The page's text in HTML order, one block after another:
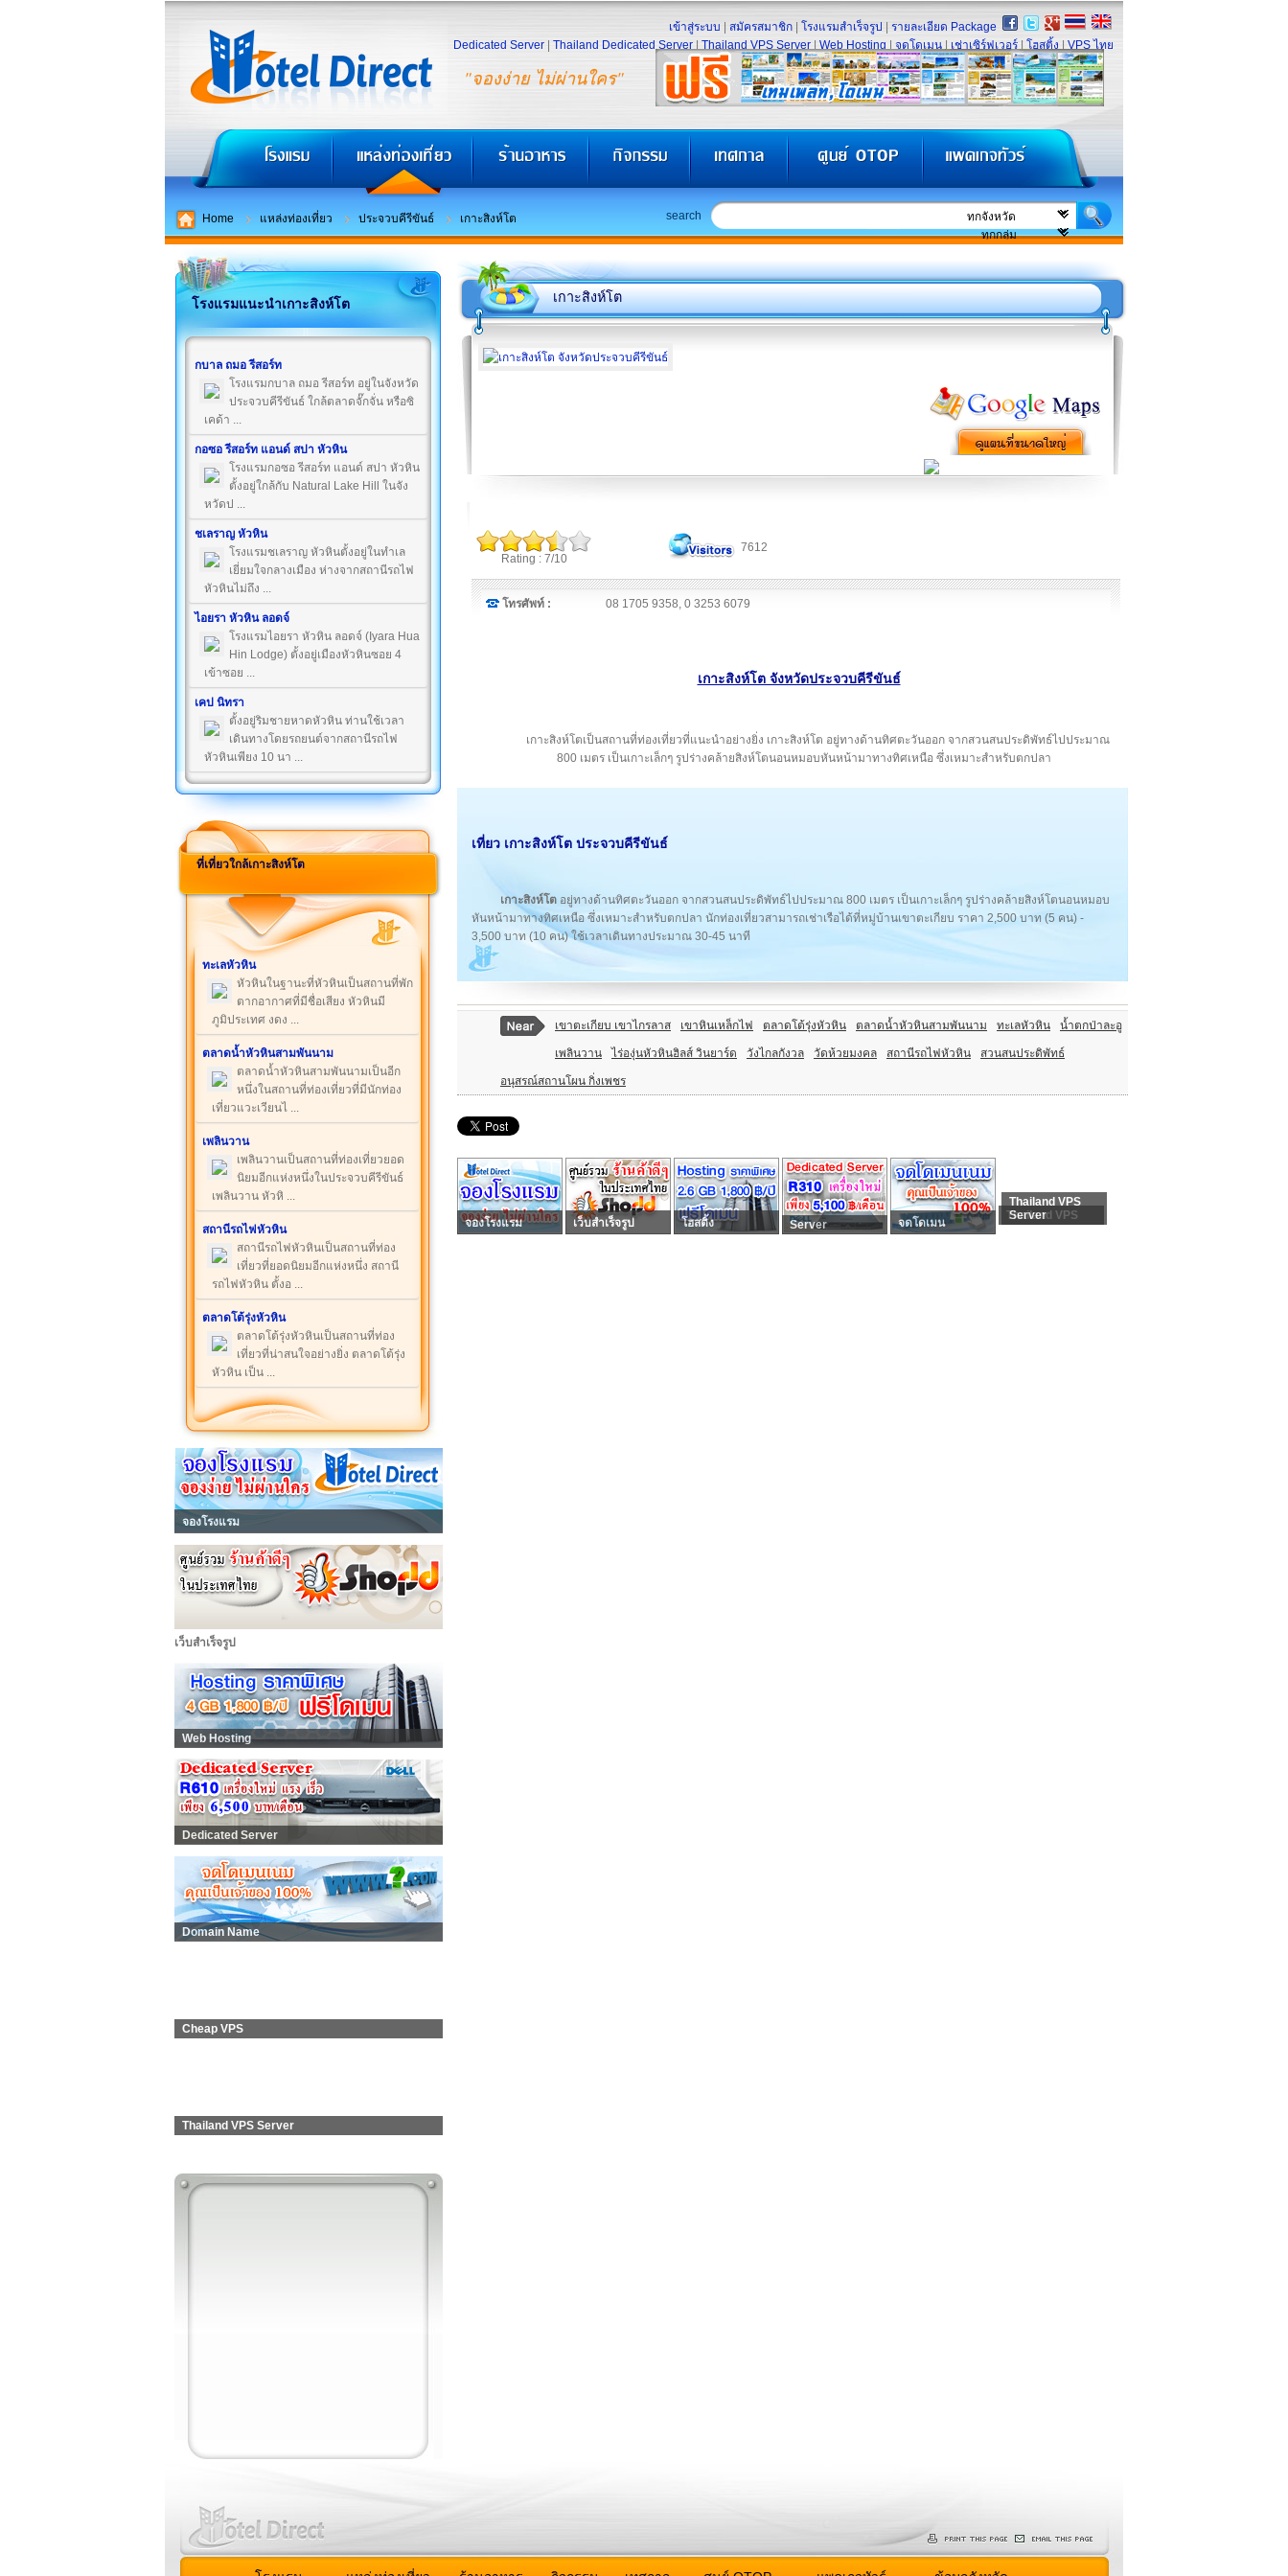
"จองง่าย ไม่ผ่านใคร"
เข้าสู่ระบบ สมัครสมาชิก โรงแรมสำเร็จรูป
รายละเอียด Package
Dedicated Server
Thailand Dedicated Server Thailand VPS Server Web Hosting จดโดเมน เช่าเซิร์ฟเวอร์ โฮสติ้ง VPS ไทย
Home แหล่งท่องเที่ยว ประจวบคีรีขันธ์ เกาะสิงห์โต search
โรงแรมแนะนำเกาะสิงห์โต
กบาล ถมอ รีสอร์ท
โรงแรมกบาล ถมอ รีสอร์ท อยู่ในจังหวัด
ประจวบคีรีขันธ์ ใกล้ตลาดจั๊กจั่น หรือซิ
เคด้า ...
กอซอ รีสอร์ท แอนด์ สปา หัวหิน
โรงแรมกอซอ รีสอร์ท แอนด์ สปา หัวหิน
ตั้งอยู่ใกล้กับ Natural Lake Hill ในจัง
หวัดป ...
ชเลราญ หัวหิน
โรงแรมชเลราญ หัวหินตั้งอยู่ในทำเล
เยี่ยมใจกลางเมือง ห่างจากสถานีรถไฟ
หัวหินไม่ถึง ...
ไอยรา หัวหิน ลอดจ์
โรงแรมไอยรา หัวหิน ลอดจ์ (Iyara Hua
Hin Lodge) ตั้งอยู่เมืองหัวหินซอย 4
เข้าซอย ...
เคป นิทรา
ตั้งอยู่ริมชายหาดหัวหิน ท่านใช้เวลา
เดินทางโดยรถยนต์จากสถานีรถไฟ
หัวหินเพียง 10 นา ...
ที่เที่ยวใกล้เกาะสิงห์โต
ทะเลหัวหิน
หัวหินในฐานะที่หัวหินเป็นสถานที่พัก
ตากอากาศที่มีชื่อเสียง หัวหินมี
ภูมิประเทศ งดง ...
ตลาดน้ำหัวหินสามพันนาม
ตลาดน้ำหัวหินสามพันนามเป็นอีก
หนึ่งในสถานที่ท่องเที่ยวที่มีนักท่อง
เที่ยวแวะเวียนไ ...
เพลินวาน
เพลินวานเป็นสถานที่ท่องเที่ยวยอด
นิยมอีกแห่งหนึ่งในประจวบคีรีขันธ์
เพลินวาน หัวหิ ...
สถานีรถไฟหัวหิน
สถานีรถไฟหัวหินเป็นสถานที่ท่อง
เที่ยวที่ยอดนิยมอีกแห่งหนึ่ง สถานี
รถไฟหัวหิน ตั้งอ ...
ตลาดโต้รุ่งหัวหิน
ตลาดโต้รุ่งหัวหินเป็นสถานที่ท่อง
เที่ยวที่น่าสนใจอย่างยิ่ง ตลาดโต้รุ่ง
หัวหิน เป็น ...
จองโรงแรม
เว็บสำเร็จรูป
Web Hosting
Dedicated Server
Domain Name
Cheap VPS
Thailand VPS Server
เกาะสิงห์โต
Rating : 7/10
7612
โทรศัพท์ : 08 1705 9358, 0 3253 6079
เกาะสิงห์โต จังหวัดประจวบคีรีขันธ์
เกาะสิงห์โตเป็นสถานที่ท่องเที่ยวที่แนะนำอย่างยิ่ง เกาะสิงห์โต อยู่ทางด้านทิศตะวันออก จากสวนสนประดิพัทธ์ไปประมาณ
800 เมตร เป็นเกาะเล็กๆ รูปร่างคล้ายสิงห์โตนอนหมอบหันหน้ามาทางทิศเหนือ ซึ่งเหมาะสำหรับตกปลา
เที่ยว เกาะสิงห์โต ประจวบคีรีขันธ์
เกาะสิงห์โต อยู่ทางด้านทิศตะวันออก จากสวนสนประดิพัทธ์ไปประมาณ 800 เมตร เป็นเกาะเล็กๆ รูปร่างคล้ายสิงห์โตนอนหมอบ
หันหน้ามาทางทิศเหนือ ซึ่งเหมาะสำหรับตกปลา นักท่องเที่ยวสามารถเช่าเรือได้ที่หมู่บ้านเขาตะเกียบ ราคา 2,500 บาท (5 คน) -
3,500 บาท (10 คน) ใช้เวลาเดินทางประมาณ 30-45 นาที
เขาตะเกียบ เขาไกรลาส เขาหินเหล็กไฟ ตลาดโต้รุ่งหัวหิน ตลาดน้ำหัวหินสามพันนาม ทะเลหัวหิน น้ำตกป่าละอู
เพลินวาน ไร่องุ่นหัวหินฮิลส์ วินยาร์ด วังไกลกังวล วัดห้วยมงคล สถานีรถไฟหัวหิน สวนสนประดิพัทธ์
อนุสรณ์สถานโผน กิ่งเพชร
จองโรงแรม เว็บสำเร็จรูป โฮสติ้ง Server จดโดเมน
Thailand VPS
Thailand VPS
Server